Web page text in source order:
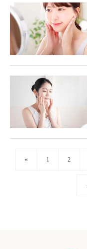
« 1 2